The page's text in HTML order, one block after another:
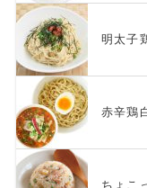
明太子
赤辛鶏